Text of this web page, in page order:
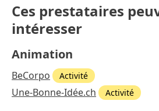
Ces prestataires
intéresser
Animation
BeCorpo Activité
Une-Bonne-Idée.ch Activité